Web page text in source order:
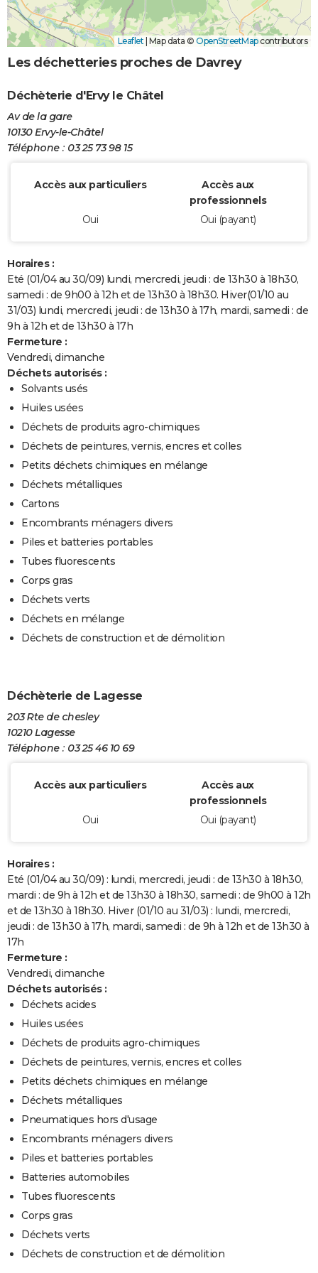
Leaflet Map data © OpenStreetMapcontributors
Les déchetteries proches de Davrey
Déchèterie d'Ervy le Châtel
Av de la gare
10130 Ervy-le-Châtel
Téléphone : 03 25 73 98 15
Accès aux particuliers
Accès aux
professionnels
Oui
Oui (payant)
Horaires :
Eté (01/04 au 30/09) lundi, mercredi, jeudi : de 13h30 à 18h30,
samedi : de 9h00 à 12h et de 13h30 à 18h30. Hiver(01/10 au
31/03) lundi, mercredi, jeudi : de 13h30 à 17h, mardi, samedi : de
9h à 12h et de 13h30 à 17h
Fermeture :
Vendredi, dimanche
Déchets autorisés :
Solvants usés
Huiles usées
Déchets de produits agro-chimiques
Déchets de peintures, vernis, encres et colles
Petits déchets chimiques en mélange
Déchets métalliques
Cartons
Encombrants ménagers divers
Piles et batteries portables
Tubes fluorescents
Corps gras
Déchets verts
Déchets en mélange
Déchets de construction et de démolition
Déchèterie de Lagesse
203 Rte de chesley
10210 Lagesse
Téléphone : 03 25 46 10 69
Accès aux particuliers
Accès aux
professionnels
Oui
Oui (payant)
Horaires :
Eté (01/04 au 30/09) : lundi, mercredi, jeudi : de 13h30 à 18h30,
mardi : de 9h à 12h et de 13h30 à 18h30, samedi : de 9h00 à 12h
et de 13h30 à 18h30. Hiver (01/10 au 31/03) : lundi, mercredi,
jeudi : de 13h30 à 17h, mardi, samedi : de 9h à 12h et de 13h30 à
17h
Fermeture :
Vendredi, dimanche
Déchets autorisés :
Déchets acides
Huiles usées
Déchets de produits agro-chimiques
Déchets de peintures, vernis, encres et colles
Petits déchets chimiques en mélange
Déchets métalliques
Pneumatiques hors d'usage
Encombrants ménagers divers
Piles et batteries portables
Batteries automobiles
Tubes fluorescents
Corps gras
Déchets verts
Déchets de construction et de démolition